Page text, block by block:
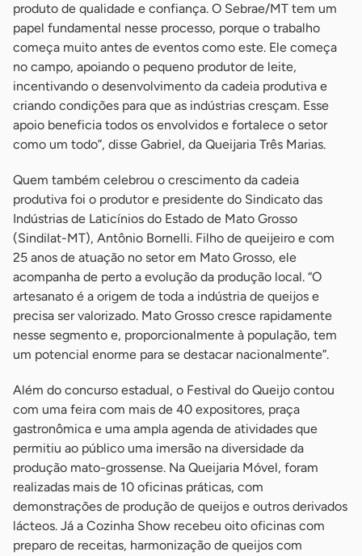
produto de qualidade e confiança. O Sebrae/MT tem um
papel fundamental nesse processo, porque o trabalho
começa muito antes de eventos como este. Ele começa
no campo, apoiando o pequeno produtor de leite,
incentivando o desenvolvimento da cadeia produtiva e
criando condições para que as indústrias cresçam. Esse
apoio beneficia todos os envolvidos e fortalece o setor
como um todo”, disse Gabriel, da Queijaria Três Marias.
Quem também celebrou o crescimento da cadeia
produtiva foi o produtor e presidente do Sindicato das
Indústrias de Laticínios do Estado de Mato Grosso
(Sindilat-MT), Antônio Bornelli. Filho de queijeiro e com
25 anos de atuação no setor em Mato Grosso, ele
acompanha de perto a evolução da produção local. “O
artesanato é a origem de toda a indústria de queijos e
precisa ser valorizado. Mato Grosso cresce rapidamente
nesse segmento e, proporcionalmente à população, tem
um potencial enorme para se destacar nacionalmente”.
Além do concurso estadual, o Festival do Queijo contou
com uma feira com mais de 40 expositores, praça
gastronômica e uma ampla agenda de atividades que
permitiu ao público uma imersão na diversidade da
produção mato-grossense. Na Queijaria Móvel, foram
realizadas mais de 10 oficinas práticas, com
demonstrações de produção de queijos e outros derivados
lácteos. Já a Cozinha Show recebeu oito oficinas com
preparo de receitas, harmonização de queijos com